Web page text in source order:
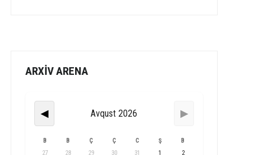
ARXİV ARENA
◀ Avqust 2026 ▶
B B Ç Ç C Ş B
27 28 29 30 31 1
2